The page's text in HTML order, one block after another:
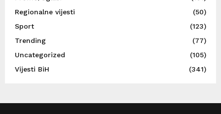
Regionalne vijesti
(50)
Sport
(123)
Trending
(77)
Uncategorized
(105)
Vijesti BiH
(341)